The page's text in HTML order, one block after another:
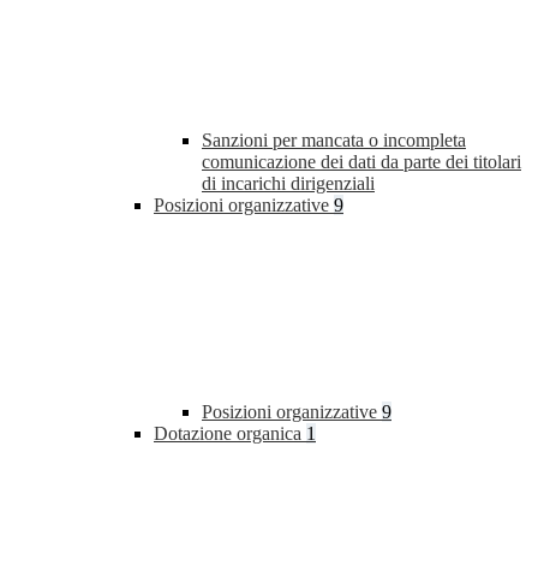
Sanzioni per mancata o incompleta
comunicazione dei dati da parte dei titolari
di incarichi dirigenziali
Posizioni organizzative 9
Posizioni organizzative 9
Dotazione organica 1